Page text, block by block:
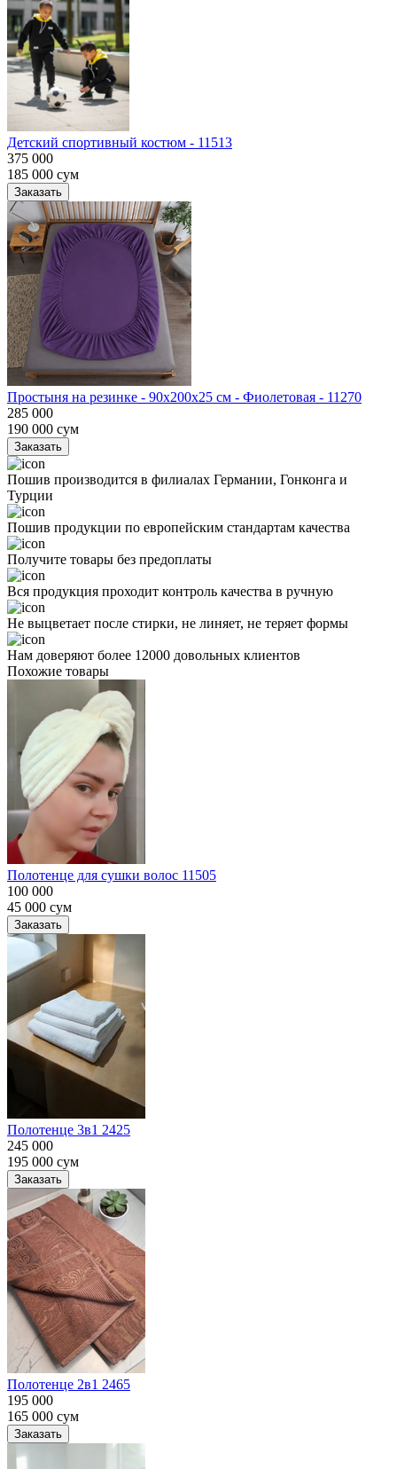
Детский спортивный костюм - 11513
375 000
185 000 сум
Заказать
Простыня на резинке - 90x200x25 cм - Фиолетовая - 11270
285 000
190 000 сум
Заказать
Пошив производится в филиалах Германии, Гонконга и
Турции
Пошив продукции по европейским стандартам качества
Получите товары без предоплаты
Вся продукция проходит контроль качества в ручную
Не выцветает после стирки, не линяет, не теряет формы
Нам доверяют более 12000 довольных клиентов
Похожие товары
Полотенце для сушки волос 11505
100 000
45 000 сум
Заказать
Полотенце 3в1 2425
245 000
195 000 сум
Заказать
Полотенце 2в1 2465
195 000
165 000 сум
Заказать